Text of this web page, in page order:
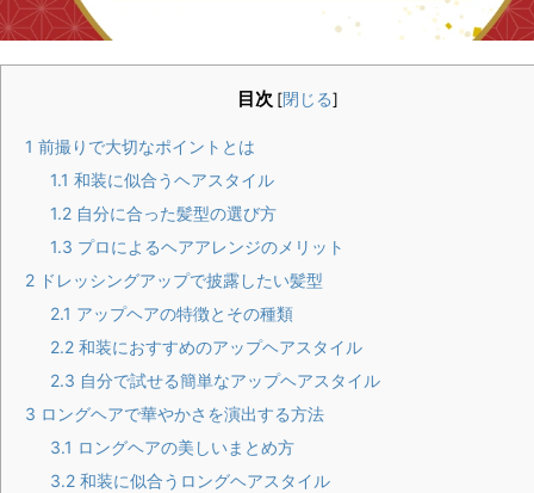
目次 [閉じる]
1 前撮りで大切なポイントとは
1.1 和装に似合うヘアスタイル
1.2 自分に合った髪型の選び方
1.3 プロによるヘアアレンジのメリット
2 ドレッシングアップで披露したい髪型
2.1 アップヘアの特徴とその種類
2.2 和装におすすめのアップヘアスタイル
2.3 自分で試せる簡単なアップヘアスタイル
3 ロングヘアで華やかさを演出する方法
3.1 ロングヘアの美しいまとめ方
3.2 和装に似合うロングヘアスタイル